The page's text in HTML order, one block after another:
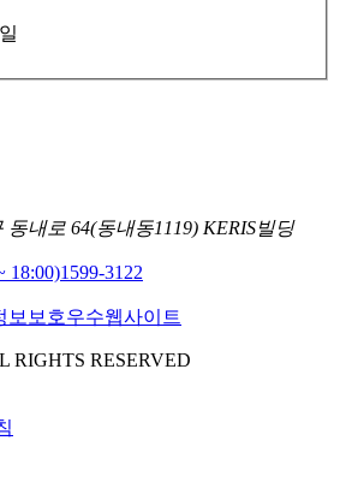
내로 64(동내동1119) KERIS빌딩
18:00)1599-3122
RIGHTS RESERVED